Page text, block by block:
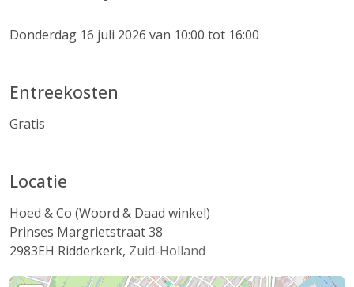
Donderdag 16 juli 2026 van 10:00 tot 16:00
Entreekosten
Gratis
Locatie
Hoed & Co (Woord & Daad winkel)
Prinses Margrietstraat 38
2983EH Ridderkerk, Zuid-Holland